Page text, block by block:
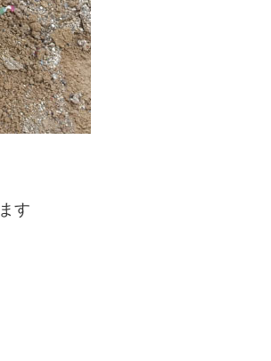
す